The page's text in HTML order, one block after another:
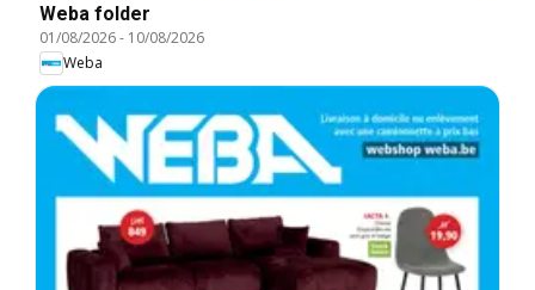
Weba folder
01/08/2026- 10/08/2026
Weba